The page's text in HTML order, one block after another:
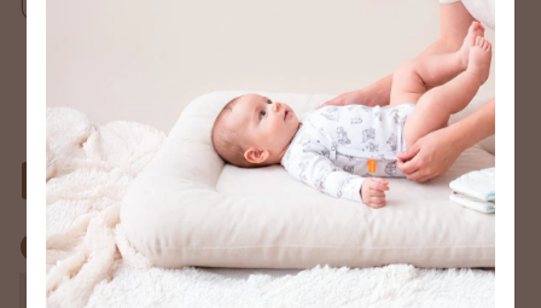
Para comprar con
este producto